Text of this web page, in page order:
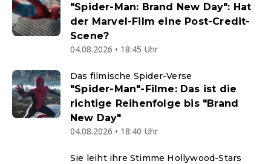
"Spider-Man: Brand New Day": Hat
der Marvel-Film eine Post-Credit-
Scene?
04.08.2026 • 18:45 Uhr
Das filmische Spider-Verse
"Spider-Man"-Filme: Das ist die
richtige Reihenfolge bis "Brand
New Day"
04.08.2026 • 18:40 Uhr
Sie leiht ihre Stimme Hollywood-Stars